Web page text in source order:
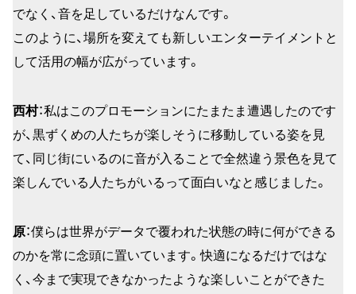
でなく、音を足しているだけなんです。
このように、場所を変えても新しいエンターテイメントと
して活用の幅が広がっています。
西村：私はこのプロモーションにたまたま遭遇したのです
が、黒ずくめの人たちが楽しそうに移動している姿を見
て、同じ街にいるのに音が入ることで全然違う景色を見て
楽しんでいる人たちがいるって面白いなと感じました。
原：僕らは世界がデータで覆われた状態の時に何ができる
のかを常に念頭に置いています。快適になるだけではな
く、今まで実現できなかったような楽しいことができた